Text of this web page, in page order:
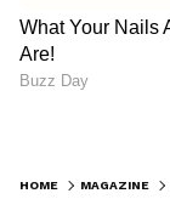
HOME MAGAZINE